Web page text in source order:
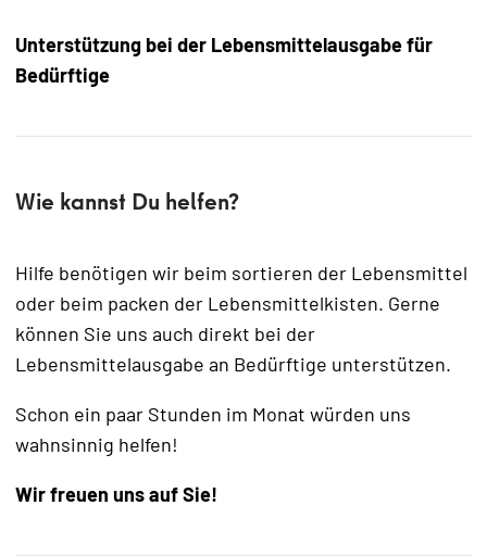
Unterstützung bei der Lebensmittelausgabe für
Bedürftige
Wie kannst Du helfen?
Hilfe benötigen wir beim sortieren der Lebensmittel
oder beim packen der Lebensmittelkisten. Gerne
können Sie uns auch direkt bei der
Lebensmittelausgabe an Bedürftige unterstützen.
Schon ein paar Stunden im Monat würden uns
wahnsinnig helfen!
Wir freuen uns auf Sie!